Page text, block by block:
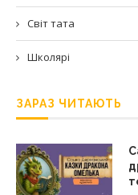
Світ тата
Школярі
ЗАРАЗ ЧИТАЮТЬ